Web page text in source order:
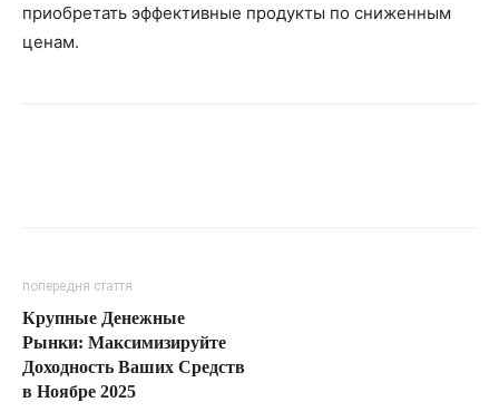
приобретать эффективные продукты по сниженным
ценам.
попередня стаття
Крупные Денежные
Рынки: Максимизируйте
Доходность Ваших Средств
в Ноябре 2025